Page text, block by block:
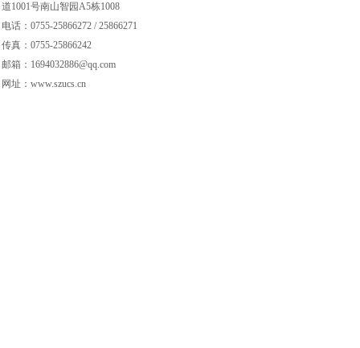
道1001号南山智园A5栋1008
电话：0755-25866272 / 25866271
传真：0755-25866242
邮箱：1694032886@qq.com
网址：www.szucs.cn